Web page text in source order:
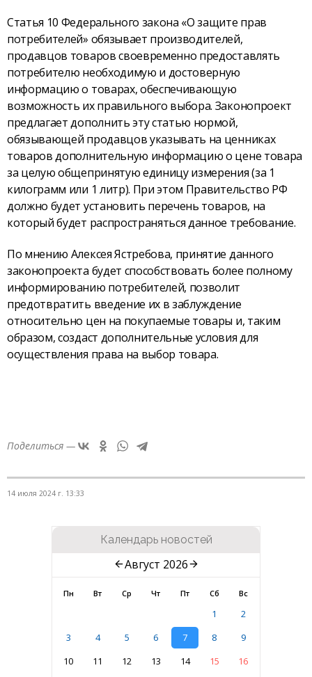
Статья 10 Федерального закона «О защите прав
потребителей» обязывает производителей,
продавцов товаров своевременно предоставлять
потребителю необходимую и достоверную
информацию о товарах, обеспечивающую
возможность их правильного выбора. Законопроект
предлагает дополнить эту статью нормой,
обязывающей продавцов указывать на ценниках
товаров дополнительную информацию о цене товара
за целую общепринятую единицу измерения (за 1
килограмм или 1 литр). При этом Правительство РФ
должно будет установить перечень товаров, на
который будет распространяться данное требование.
По мнению Алексея Ястребова, принятие данного
законопроекта будет способствовать более полному
информированию потребителей, позволит
предотвратить введение их в заблуждение
относительно цен на покупаемые товары и, таким
образом, создаст дополнительные условия для
осуществления права на выбор товара.
Поделиться —
14 июля 2024 г. 13:33
Календарь новостей
Август 2026
Пн Вт Ср Чт Пт Сб Вс
1
2
3
4 5 6 7 8
9
10
11 12 13 14 15
16